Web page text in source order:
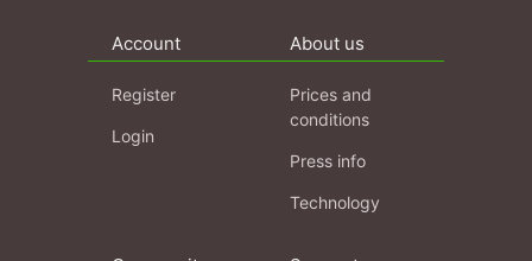
Account
Register
Login
About us
Prices and
conditions
Press info
Technology